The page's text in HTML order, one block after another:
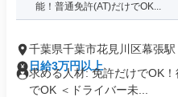
能！普通免許(AT)だけでOK...
千葉県千葉市花見川区幕張駅
日給3万円以上
求める人材: 免許だけでOK
でOK ＜ドライバー未...